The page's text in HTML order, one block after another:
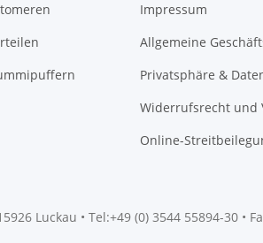
Impressum
Allgemeine
Privatsphäre &
Widerrufsrecht und
Online-
Luckau • Tel:+49 (0) 3544 55894-30 •